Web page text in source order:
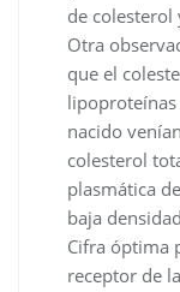
de
Otra
que el
lipoproteínas
nacido
colesterol
plasmática
baja
Cifra óptima
receptor de